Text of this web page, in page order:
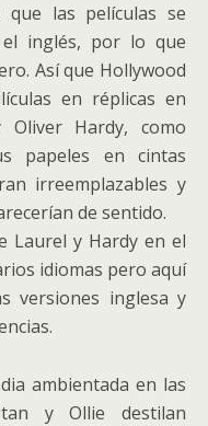
las películas se
inglés, por lo que
Así que Hollywood
en réplicas en
Oliver Hardy, como
papeles en cintas
irreemplazables y
de sentido.
Laurel y Hardy en el
idiomas pero aquí
versiones inglesa y
ambientada en las
y Ollie destilan